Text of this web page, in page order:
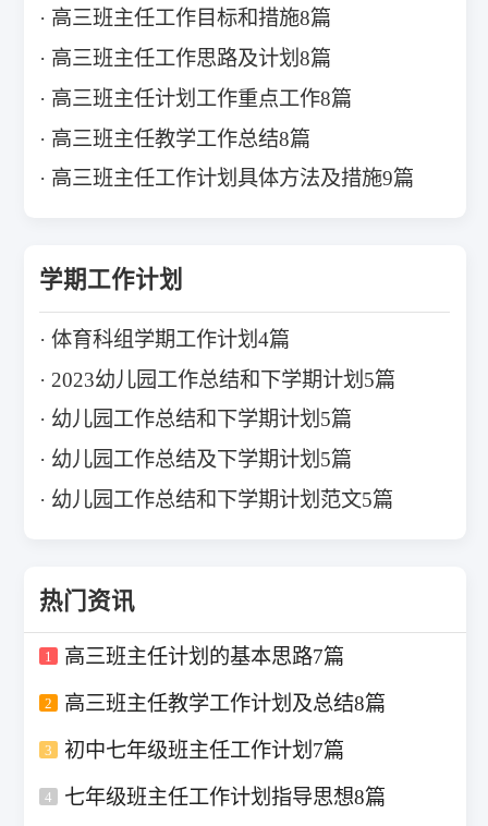
高三班主任工作目标和措施8篇
高三班主任工作思路及计划8篇
高三班主任计划工作重点工作8篇
高三班主任教学工作总结8篇
高三班主任工作计划具体方法及措施9篇
学期工作计划
体育科组学期工作计划4篇
2023幼儿园工作总结和下学期计划5篇
幼儿园工作总结和下学期计划5篇
幼儿园工作总结及下学期计划5篇
幼儿园工作总结和下学期计划范文5篇
热门资讯
1 高三班主任计划的基本思路7篇
2 高三班主任教学工作计划及总结8篇
3 初中七年级班主任工作计划7篇
4 七年级班主任工作计划指导思想8篇